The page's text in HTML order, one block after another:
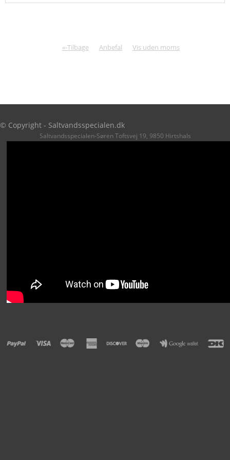
«-Tilbage Anbefal Vis uden moms
© Copyright - Saltvandsspecialen.dk
Saltvandsspecialen-Søren Toftsvej 19, 9850 Hirtshals